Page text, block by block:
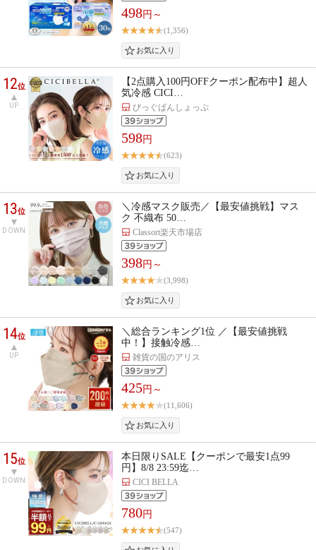
498円～
(1,356)
12位
UP
【2点購入100円OFFクーポン配布中】超人
気冷感 CICI…
びっぐばんしょっぷ
598円
(623)
13位
DOWN
＼冷感マスク販売／【最安値挑戦】マス
ク 不織布 50…
Classort楽天市場店
398円～
(3,998)
14位
UP
＼総合ランキング1位 ／【最安値挑戦
中！】接触冷感…
雑貨の国のアリス
425円～
(11,606)
15位
DOWN
本日限りSALE【クーポンで最安1点99
円】8/8 23:59迄…
CICI BELLA
780円
(547)